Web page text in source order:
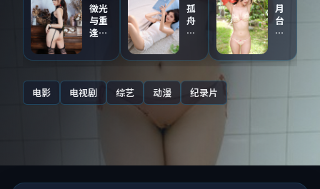
微光
与重
逢
轨）
孤
舟
与
步
连
载）
月
台
与
区
电影 电视剧 综艺 动漫 纪录片